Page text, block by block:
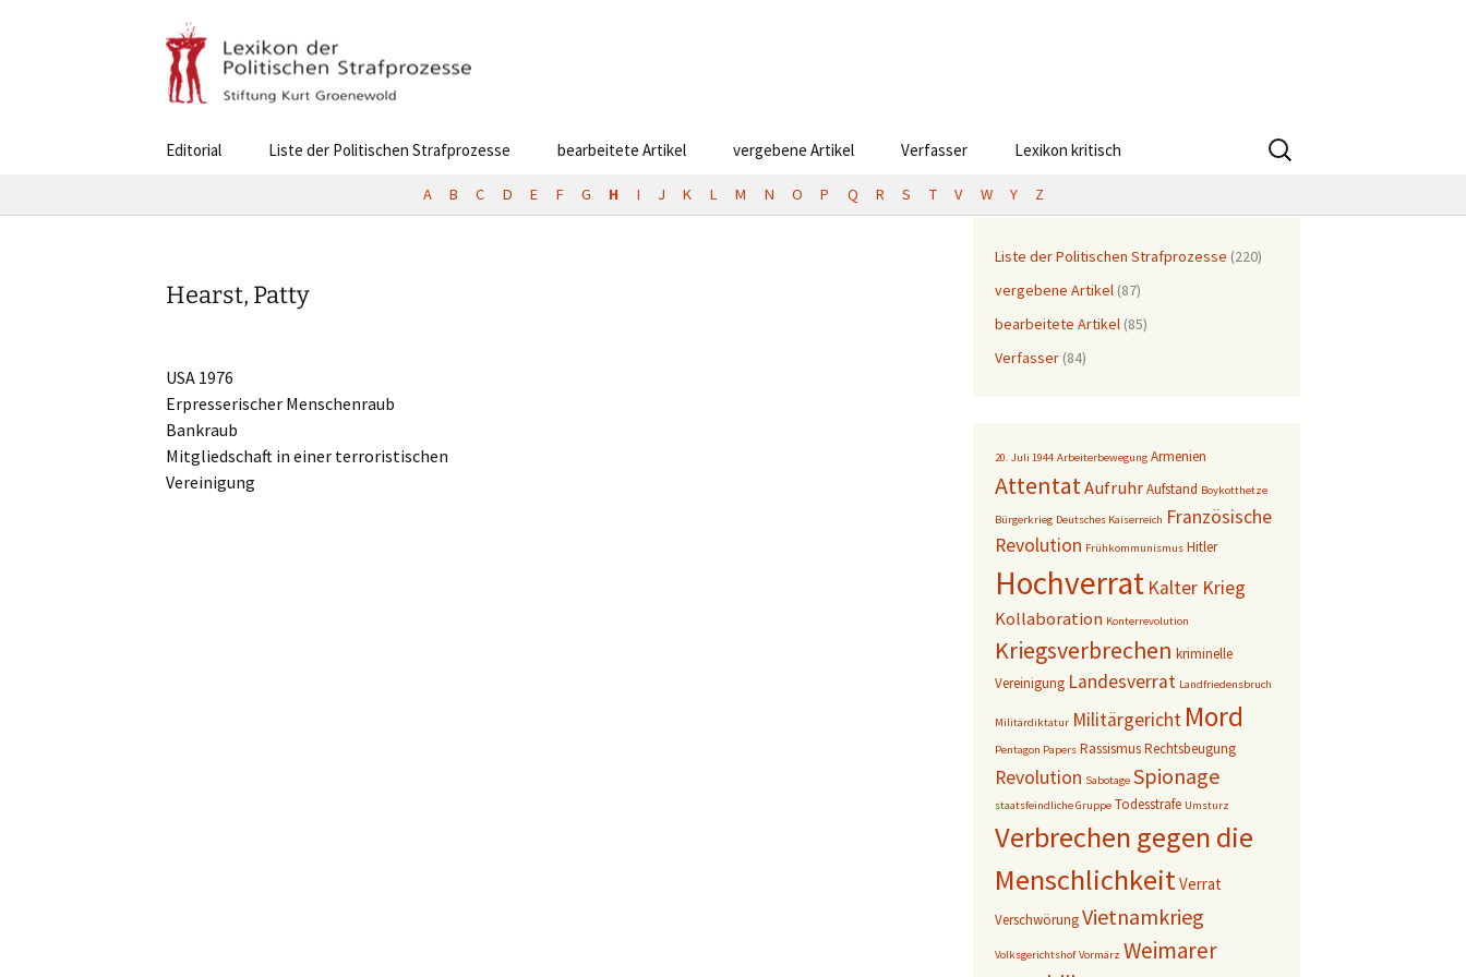
Editorial Liste der Politischen Strafprozesse bearbeitete Artikel vergebene Artikel Verfasser Lexikon kritisch
Suchen
nach:
A B C D E F G H I J K L M N O P Q R S T V W Y Z
Hearst, Patty
USA 1976
Erpres­se­ri­scher Menschenraub
Bankraub
Mitglied­schaft in einer terro­ris­ti­schen
Vereinigung
Liste der Politischen Strafprozesse (220)
vergebene Artikel (87)
bearbeitete Artikel (85)
Verfasser (84)
20. Juli 1944 Arbeiterbewegung Armenien
AttentatAufruhrAufstand Boykotthetze
Bürgerkrieg Deutsches Kaiserreich Französische
Revolution Frühkommunismus Hitler
Hochverrat Kalter Krieg
Kollaboration Konterrevolution
Kriegsverbrechen kriminelle
Vereinigung Landesverrat Landfriedensbruch
Militärdiktatur Militärgericht Mord
Pentagon Papers RassismusRechtsbeugung
Revolution Sabotage Spionage
staatsfeindliche Gruppe Todesstrafe Umsturz
Verbrechen gegen die
MenschlichkeitVerrat
VerschwörungVietnamkrieg
Volksgerichtshof Vormärz Weimarer